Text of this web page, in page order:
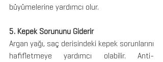
büyümelerine yardımcı olur.
5. Kepek Sorununu Giderir
Argan yağı, saç derisindeki kepek sorunlarını
hafifletmeye yardımcı olabilir. Anti-